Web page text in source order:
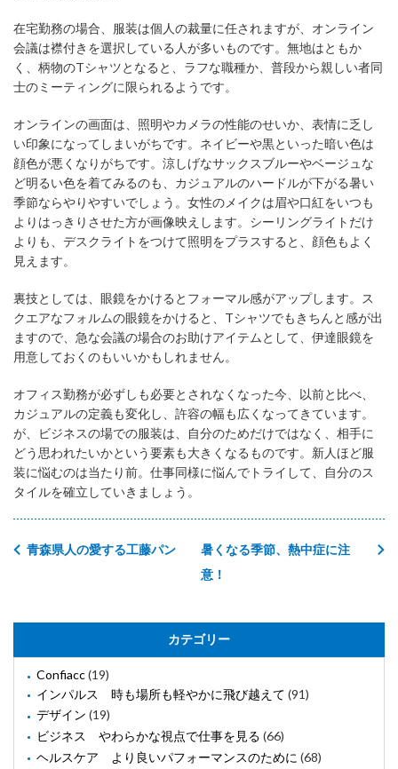
在宅勤務の場合、服装は個人の裁量に任されますが、オンライン
会議は襟付きを選択している人が多いものです。無地はともか
く、柄物のTシャツとなると、ラフな職種か、普段から親しい者同
士のミーティングに限られるようです。
オンラインの画面は、照明やカメラの性能のせいか、表情に乏し
い印象になってしまいがちです。ネイビーや黒といった暗い色は
顔色が悪くなりがちです。涼しげなサックスブルーやベージュな
ど明るい色を着てみるのも、カジュアルのハードルが下がる暑い
季節ならやりやすいでしょう。女性のメイクは眉や口紅をいつも
よりはっきりさせた方が画像映えします。シーリングライトだけ
よりも、デスクライトをつけて照明をプラスすると、顔色もよく
見えます。
裏技としては、眼鏡をかけるとフォーマル感がアップします。ス
クエアなフォルムの眼鏡をかけると、Tシャツでもきちんと感が出
ますので、急な会議の場合のお助けアイテムとして、伊達眼鏡を
用意しておくのもいいかもしれません。
オフィス勤務が必ずしも必要とされなくなった今、以前と比べ、
カジュアルの定義も変化し、許容の幅も広くなってきています。
が、ビジネスの場での服装は、自分のためだけではなく、相手に
どう思われたいかという要素も大きくなるものです。新人ほど服
装に悩むのは当たり前。仕事同様に悩んでトライして、自分のス
タイルを確立していきましょう。
暑くなる季節、熱中症に注
意！
青森県人の愛する工藤パン
カテゴリー
Confiacc(19)
インパルス 時も場所も軽やかに飛び越えて (91)
デザイン (19)
ビジネス やわらかな視点で仕事を見る (66)
ヘルスケア より良いパフォーマンスのために (68)